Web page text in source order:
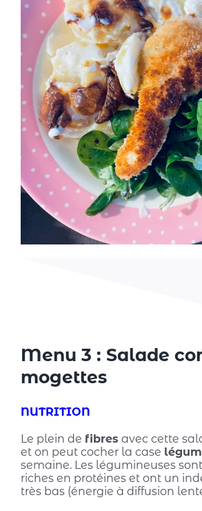
Menu 3 : Salade
mogettes
NUTRITION
Le plein de fibres avec cette
et on peut cocher la case
semaine. Les légumineuses
riches en protéines et ont un
très bas (énergie à diffusion